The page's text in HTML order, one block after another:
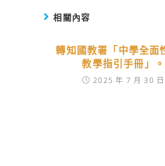
相關內容
轉知國教署「中學全面
教學指引手冊」。
2025 年 7 月 30 日